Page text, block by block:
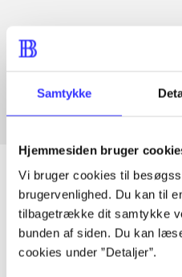
Samtykke
Hjemmesiden bruger
Vi bruger cookies til
brugervenlighed. Du kan til
tilbagetrække dit samtykke
bunden af siden. Du kan
cookies under ”Detaljer”.
Artikler med samme
Fra
Artikler
Alle registrerede artikler